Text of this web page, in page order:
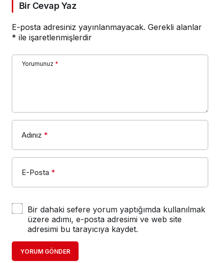
Bir Cevap Yaz
E-posta adresiniz yayınlanmayacak. Gerekli alanlar
* ile işaretlenmişlerdir
Yorumunuz *
Adınız *
E-Posta *
Bir dahaki sefere yorum yaptığımda kullanılmak
üzere adımı, e-posta adresimi ve web site
adresimi bu tarayıcıya kaydet.
YORUM GÖNDER